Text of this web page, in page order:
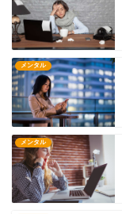
メンタル
メンタル